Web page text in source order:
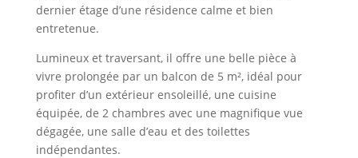
dernier étage d’une résidence calme et bien
entretenue.
Lumineux et traversant, il offre une belle pièce à
vivre prolongée par un balcon de 5 m², idéal pour
profiter d’un extérieur ensoleillé, une cuisine
équipée, de 2 chambres avec une magnifique vue
dégagée, une salle d’eau et des toilettes
indépendantes.